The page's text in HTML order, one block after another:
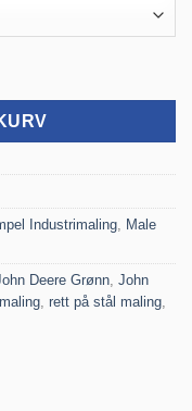
Industrimaling, Male
Deere Grønn, John
, rett på stål maling,